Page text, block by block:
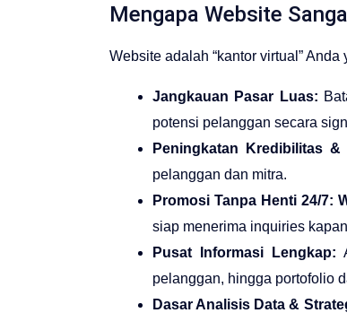
Mengapa Website
Website adalah “kantor virtual”
Jangkauan Pasar Luas:
potensi pelanggan secara
Peningkatan Kredibilitas &
pelanggan dan mitra.
Promosi Tanpa Henti 24/7:
siap menerima inquiries
Pusat Informasi Lengkap:
pelanggan, hingga portofolio
Dasar Analisis Data &